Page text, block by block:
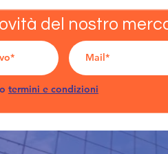
del nostro
termini e condizioni